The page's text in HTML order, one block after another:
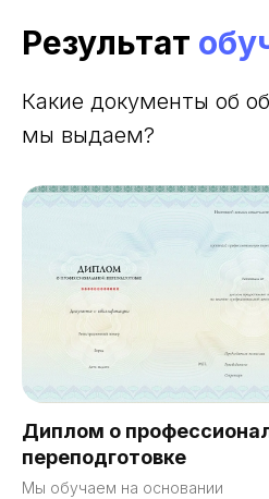
Результат
Какие документы об
мы выдаем?
Диплом о
переподготовке
Мы обучаем на основании